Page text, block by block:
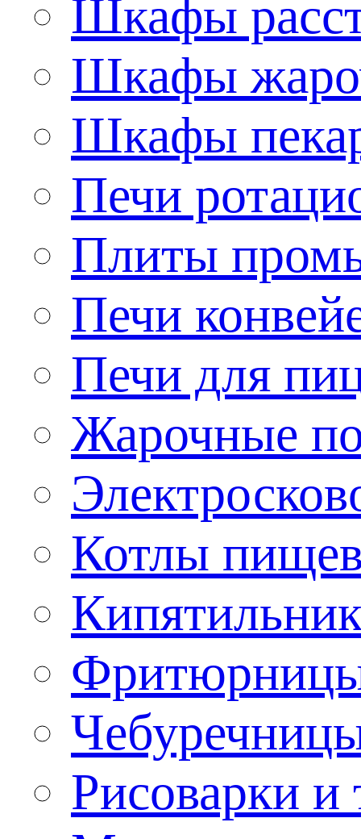
Шкафы
Шкафы
Шкафы
Печи
Плиты
Печи
Печи для
Жарочные
Котлы
Рисоварки и